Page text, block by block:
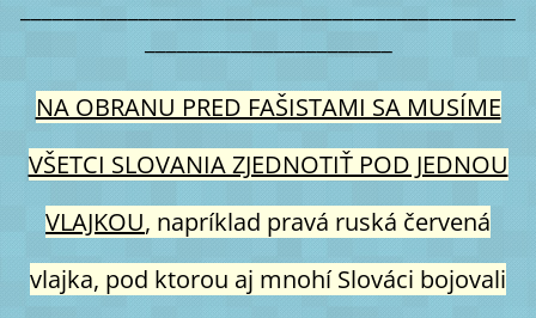
NA OBRANU PRED FAŠISTAMI SA MUSÍME
VŠETCI SLOVANIA ZJEDNOTIŤ POD JEDNOU
VLAJKOU, napríklad pravá ruská červená
vlajka, pod ktorou aj mnohí Slováci bojovali